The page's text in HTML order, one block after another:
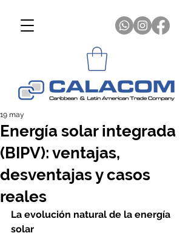
Energía solar integrada
(BIPV): ventajas,
desventajas y casos
reales
19 may
La evolución natural de la energía
solar